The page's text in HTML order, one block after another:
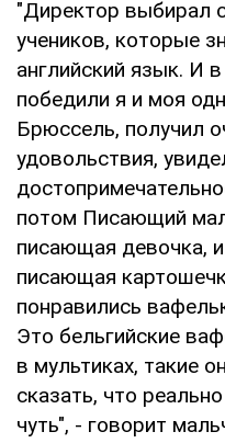
"Директор выбирал
учеников, которые
английский язык. И
победили я и моя
Брюссель, получил
удовольствия,
потом Писающий
писающая девочка,
писающая
понравились
Это бельгийские
в мультиках, такие
сказать, что
чуть", - говорит